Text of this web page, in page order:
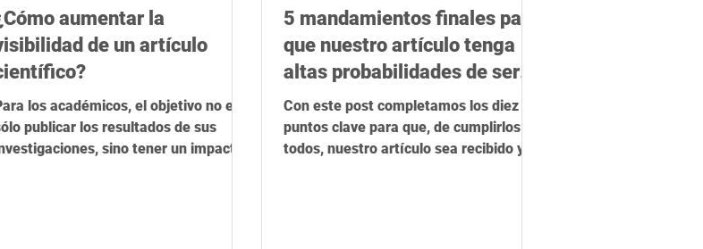
aumentar la
de un artículo
los académicos, el objetivo no es
publicar los resultados de sus
sino tener un impacto
5 mandamientos finales para
que nuestro artículo tenga
altas probabilidades de ser
publicado
Con este post completamos los diez
puntos clave para que, de cumplirlos
todos, nuestro artículo sea recibido y